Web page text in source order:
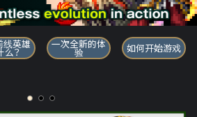
线英雄
么？
一次全新的体
验 如何开始游戏